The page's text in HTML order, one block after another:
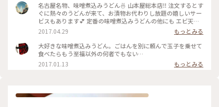
名古屋名物、味噌煮込みうどん🍜 山本屋総本店‼️ 注文するとす
ぐに熱々のうどんが来て、お漬物お代わりし放題の嬉しいサー
ビスもあります💕 定番の味噌煮込みうどんの他にも エビ天が
乗ってるものや、 もつ煮込みが入ってるものも😋😋 名古屋に
来られる機会があれば ぜひ行ってもらいたいお店の一つです
★ #名古屋 #名古屋名物 #味噌煮込みうどん #山本屋総本店 #か
おる
2017.04.29
もっとみる
大好きな味噌煮込みうどん。ごはんを別に頼んで玉子を乗せて
食べたらもう至福以外の何者でもない…
2017.01.13
もっとみる